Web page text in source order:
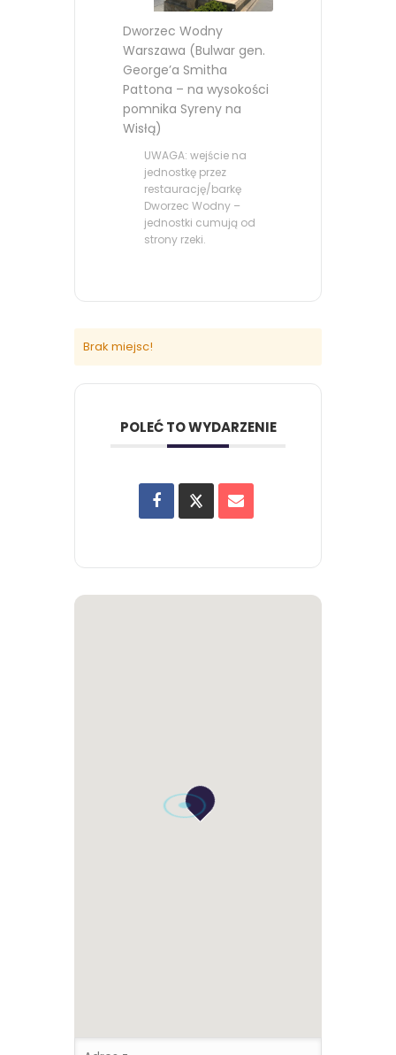
Dworzec Wodny
Warszawa (Bulwar gen.
George’a Smitha
Pattona – na wysokości
pomnika Syreny na
Wisłą)
UWAGA: wejście na
jednostkę przez
restaurację/barkę
Dworzec Wodny –
jednostki cumują od
strony rzeki.
Brak miejsc!
POLEĆ TO WYDARZENIE